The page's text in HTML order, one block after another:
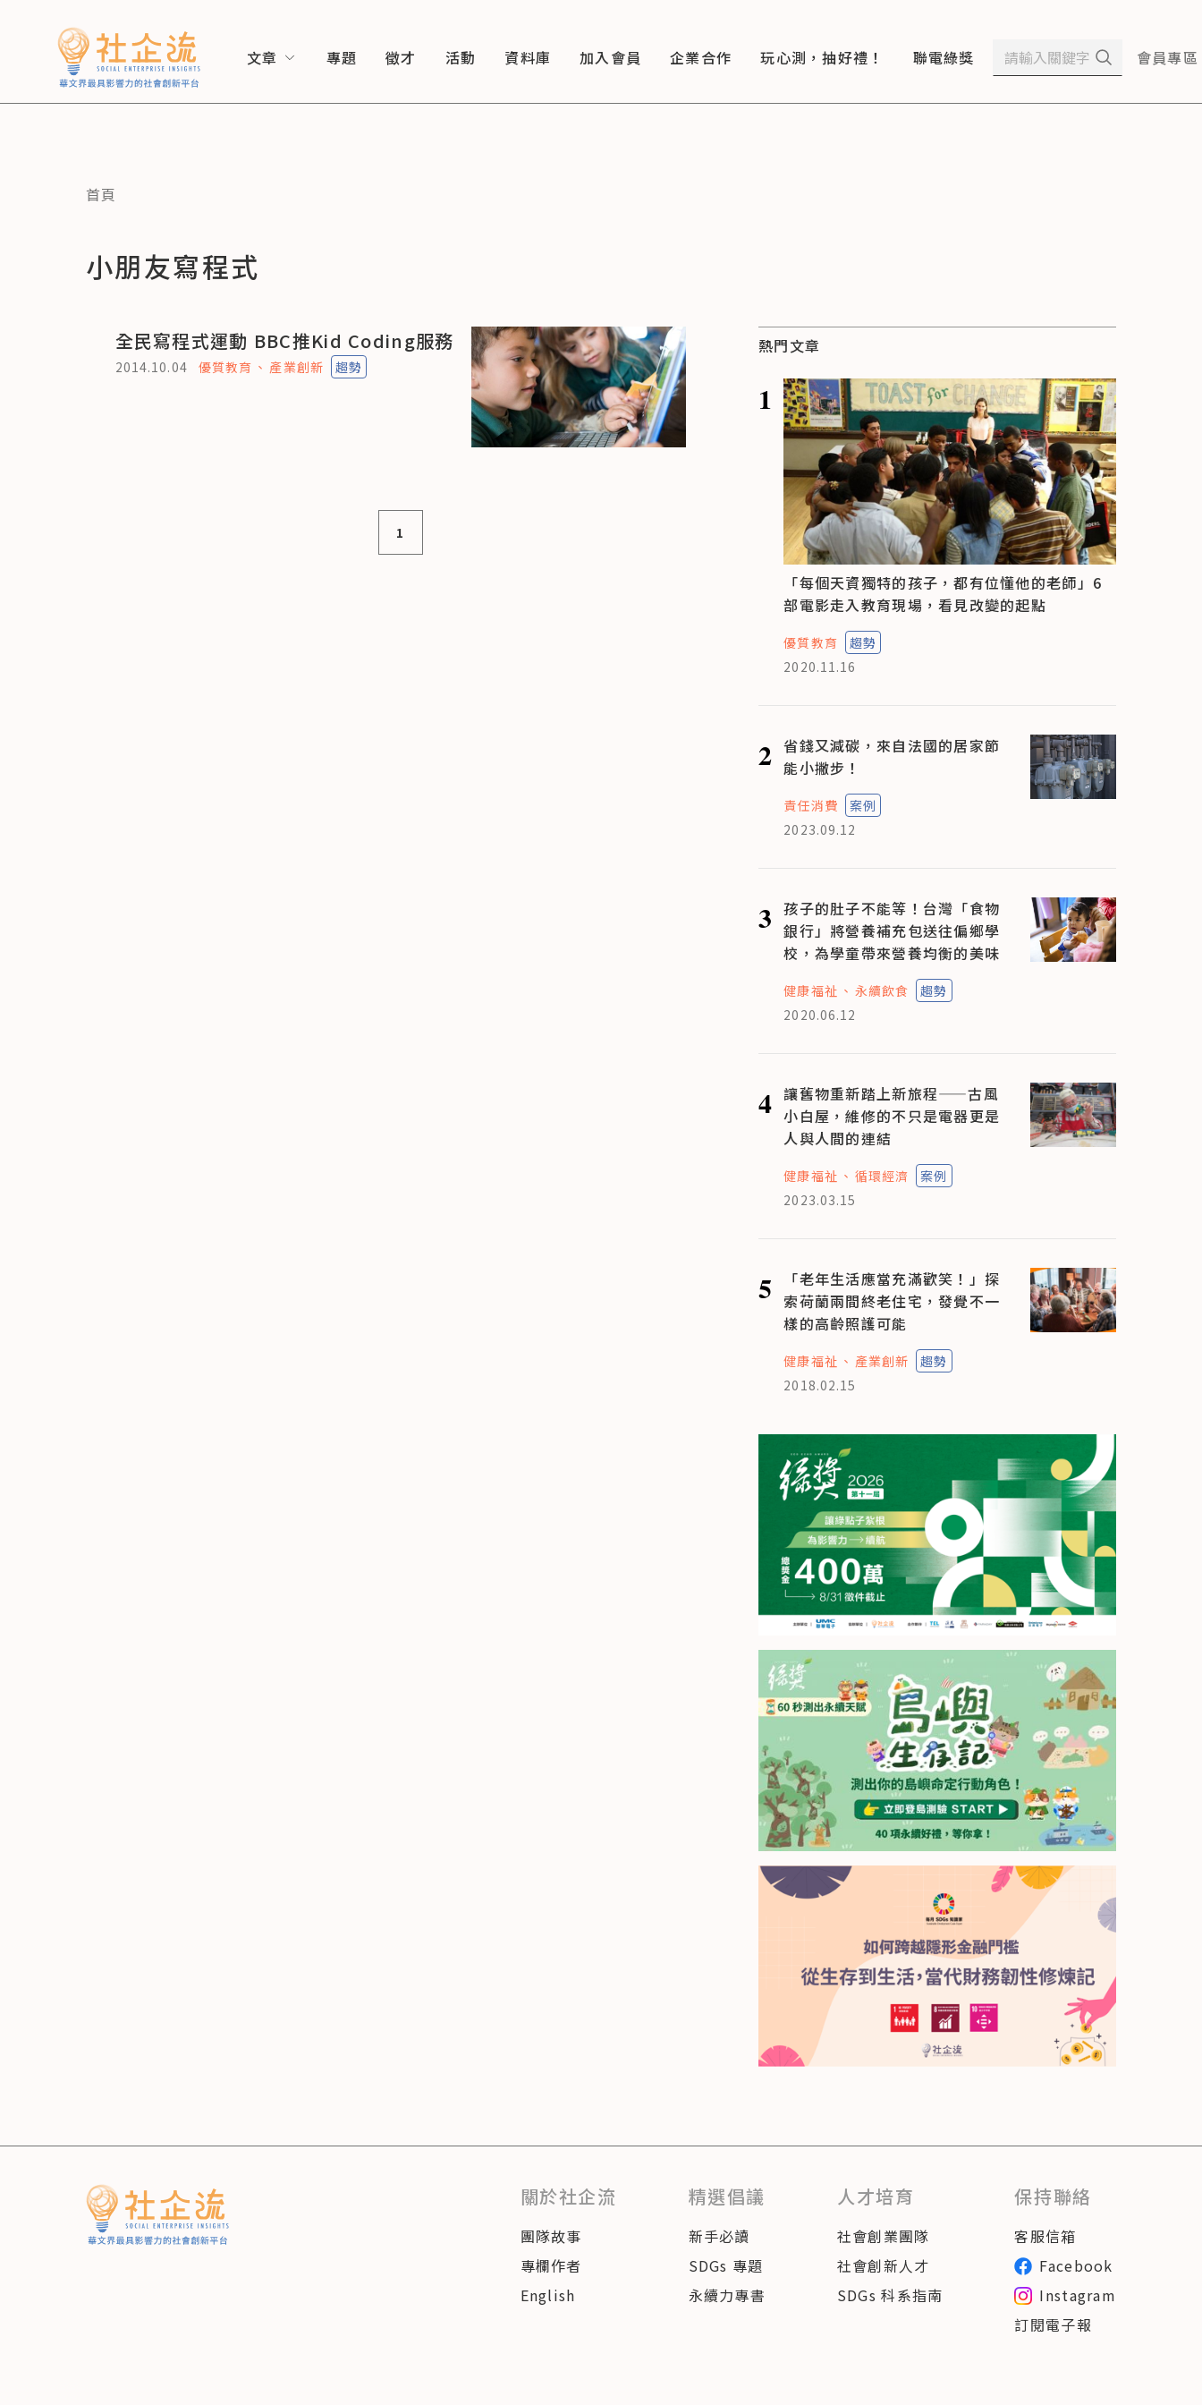
文章 專題 徵才 活動 資料庫 加入會員 企業合作 玩心測，抽好禮！ 聯電綠獎 會員專區
首頁
小朋友寫程式
全民寫程式運動 BBC推Kid Coding服務
2014.10.04 優質教育 產業創新 趨勢
1
熱門文章
1
「每個天資獨特的孩子，都有位懂他的老師」6
部電影走入教育現場，看見改變的起點
優質教育
趨勢
2020.11.16
2 省錢又減碳，來自法國的居家節
能小撇步！
責任消費
案例
2023.09.12
3 孩子的肚子不能等！台灣「食物
銀行」將營養補充包送往偏鄉學
校，為學童帶來營養均衡的美味
健康福祉 永續飲食
趨勢
2020.06.12
4 讓舊物重新踏上新旅程——古風
小白屋，維修的不只是電器更是
人與人間的連結
健康福祉 循環經濟
案例
2023.03.15
5
「老年生活應當充滿歡笑！」探
索荷蘭兩間終老住宅，發覺不一
樣的高齡照護可能
健康福祉 產業創新
趨勢
2018.02.15
關於社企流
團隊故事
專欄作者
English
精選倡議
新手必讀
SDGs 專題
永續力專書
人才培育
社會創業團隊
社會創新人才
SDGs 科系指南
保持聯絡
客服信箱
Facebook
Instagram
訂閱電子報